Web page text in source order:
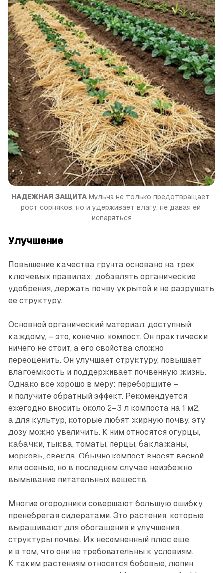
НАДЕЖНАЯ ЗАЩИТА Мульча не только предотвращает
рост сорняков, но и удерживает влагу, не давая ей
испаряться
Улучшение
Повышение качества грунта основано на трех
ключевых правилах: добавлять органические
удобрения, держать почву укрытой и не разрушать
ее структуру.
Основной органический материал, доступный
каждому, – это, конечно, компост. Он практически
ничего не стоит, а его свойства сложно
переоценить. Он улучшает структуру, повышает
влагоемкость и поддерживает почвенную жизнь.
Однако все хорошо в меру: переборщите –
и получите обратный эффект. Рекомендуется
ежегодно вносить около 2–3 л компоста на 1 м2,
а для культур, которые любят жирную поч­ву, эту
дозу можно увеличить. К ним относятся огурцы,
кабачки, тыква, томаты, перцы, баклажаны,
морковь, свекла. Обычно компост вносят весной
или осенью, но в последнем случае неизбежно
вымывание питательных веществ.
Многие огородники совершают большую ошибку,
пренебрегая сидератами. Это растения, которые
выращивают для обогащения и улучшения
структуры почвы. Их несом­ненный плюс еще
и в том, что они не требовательны к условиям.
К таким растениям относятся бобовые, люпин,